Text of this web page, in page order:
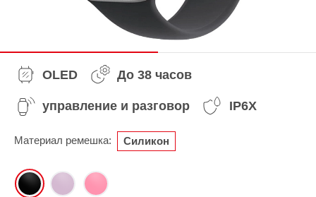
OLED До 38 часов
управление и разговор IP6X
Материал ремешка: Силикон